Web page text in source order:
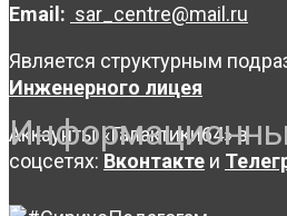
Email: sar_centre@mail.ru
Является структурным
Инженерного лицея
Аккаунты «Галактики64» в
соцсетях: Вконтакте и